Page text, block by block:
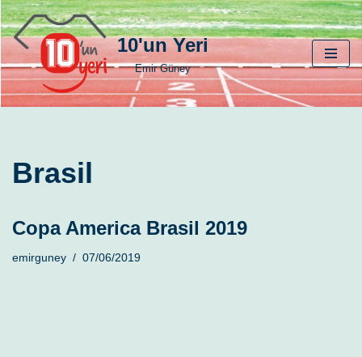
İçeriğe
geç
10'un Yeri
Emir Güney
Brasil
Copa America Brasil 2019
emirguney 07/06/2019